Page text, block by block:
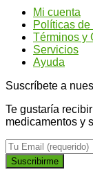
Mi cuenta
Políticas
Términos y
Servicios
Ayuda
Suscríbete a
Te gustaría
medicamentos y